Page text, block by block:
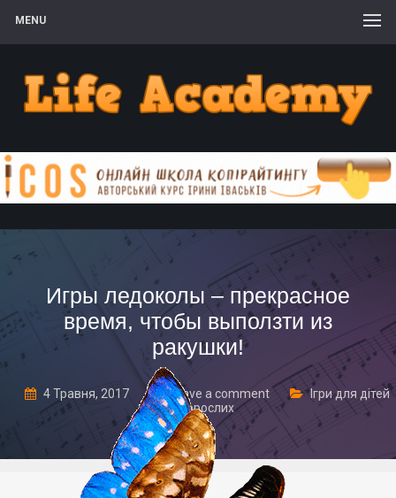
MENU
Игры ледоколы – прекрасное
время, чтобы выползти из
ракушки!
4 Травня, 2017 Leave a comment
Ігри для дітей
та дорослих